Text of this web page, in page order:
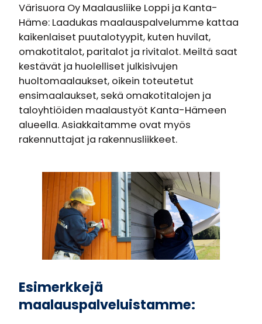
Värisuora Oy Maalausliike Loppi ja Kanta-
Häme: Laadukas maalauspalvelumme kattaa
kaikenlaiset puutalotyypit, kuten huvilat,
omakotitalot, paritalot ja rivitalot. Meiltä saat
kestävät ja huolelliset julkisivujen
huoltomaalaukset, oikein toteutetut
ensimaalaukset, sekä omakotitalojen ja
taloyhtiöiden maalaustyöt Kanta-Hämeen
alueella. Asiakkaitamme ovat myös
rakennuttajat ja rakennusliikkeet.
Esimerkkejä
maalauspalveluistamme: